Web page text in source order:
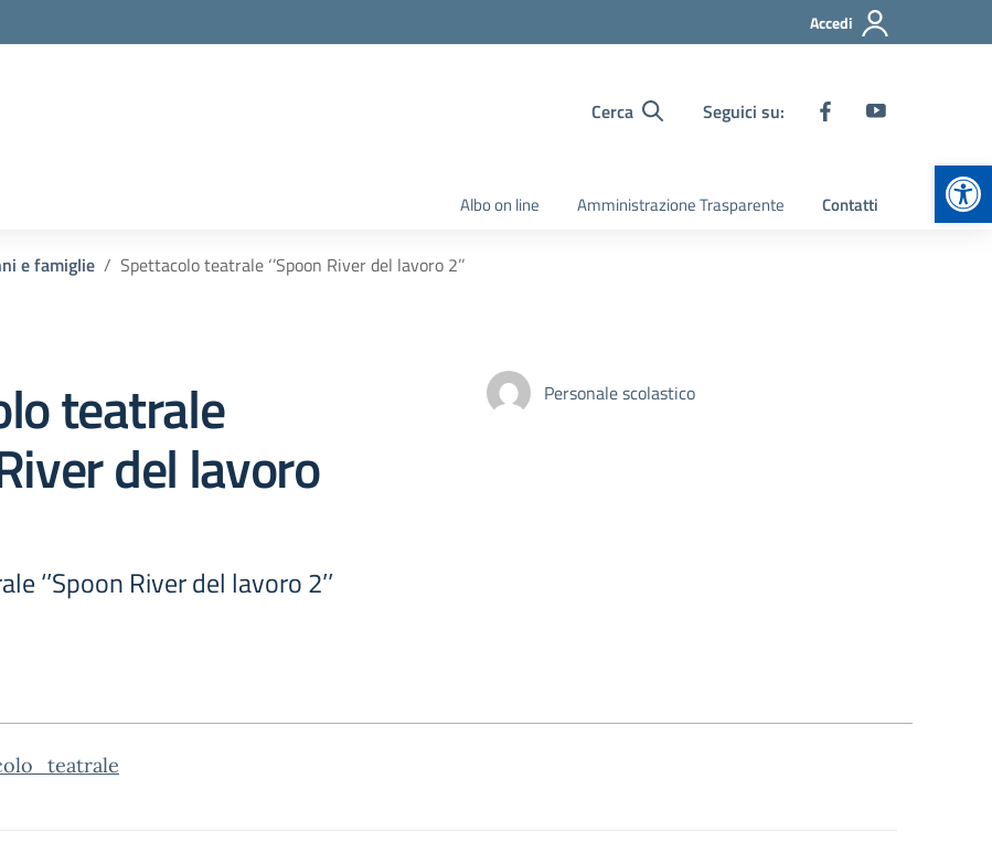
Accedi
Cerca Seguici su:
Albo on line Amministrazione Trasparente Contatti
e famiglie Spettacolo teatrale ‘’Spoon River del lavoro 2’’
teatrale
del lavoro
‘’Spoon River del lavoro 2’’
Personale scolastico